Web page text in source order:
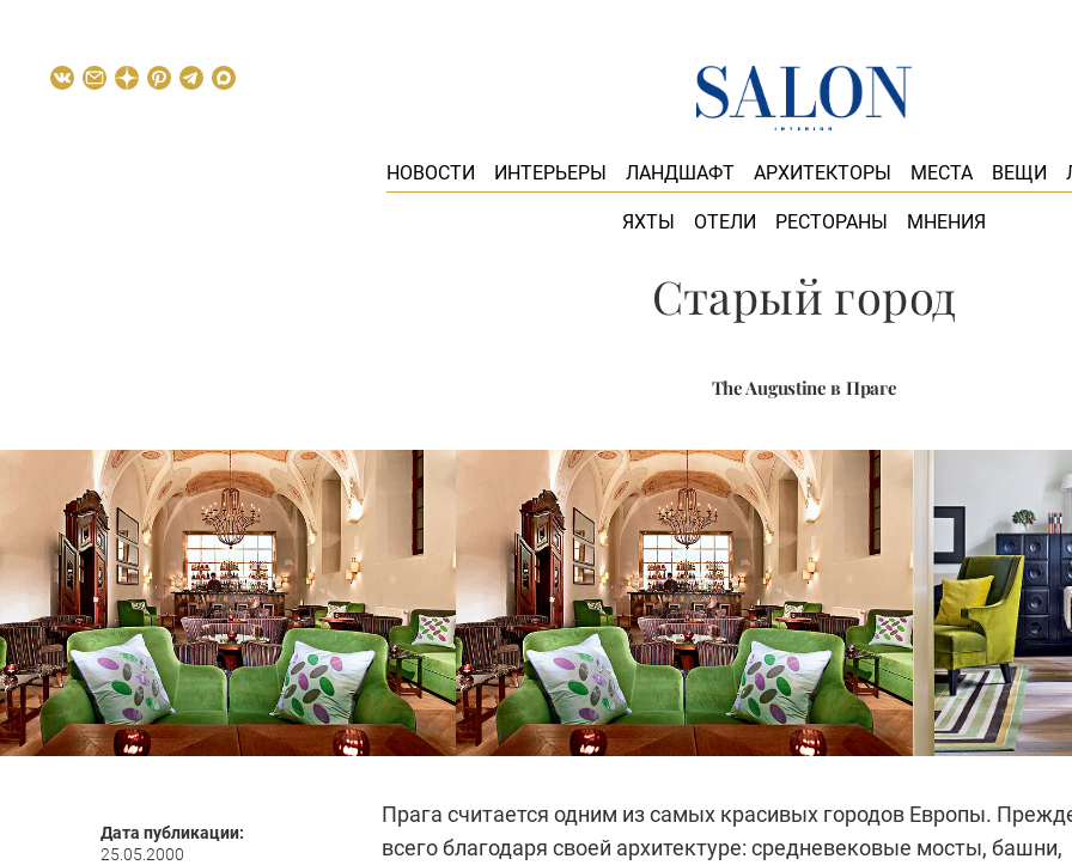
НОВОСТИ ИНТЕРЬЕРЫ ЛАНДШАФТ АРХИТЕКТОРЫ МЕСТА ВЕЩИ
ЯХТЫ ОТЕЛИ РЕСТОРАНЫ МНЕНИЯ
Старый город
The Augustine в Праге
Дата публикации:
25.05.2000
Прага считается одним из самых красивых городов Европы.
всего благодаря своей архитектуре: средневековые мосты, башни,